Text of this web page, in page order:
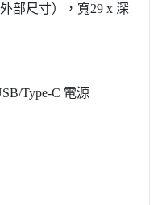
部尺寸），寬29 x 深
Type-C 電源